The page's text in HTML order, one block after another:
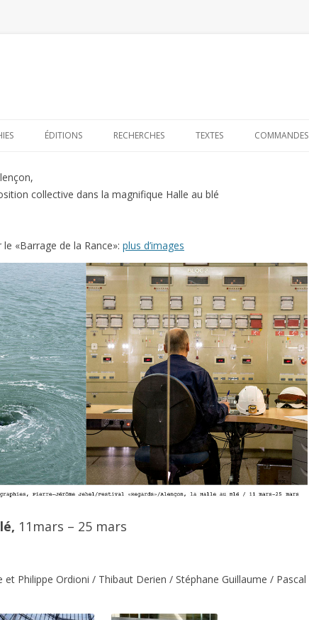
ÉDITIONS RECHERCHES TEXTES COMMANDES
collective dans la magnifique Halle au blé
«Barrage de la Rance»: plus d’images
11mars – 25 mars
et Philippe Ordioni / Thibaut Derien / Stéphane Guillaume / Pascal